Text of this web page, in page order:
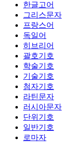
한글고어
그리스문자
프랑스어
독일어
히브리어
괄호기호
학술기호
기술기호
첨자기호
라틴문자
러시아문자
단위기호
일반기호
로마자